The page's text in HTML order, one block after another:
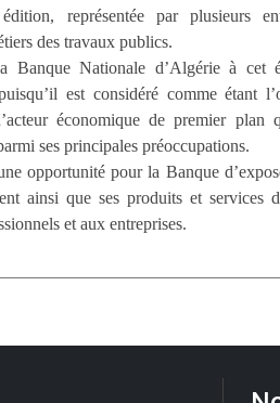
représentée par plusieurs
des travaux publics.
Banque Nationale d’Algérie à cet
est considéré comme étant
économique de premier plan
ses principales préoccupations.
opportunité pour la Banque
ainsi que ses produits et services
et aux entreprises.